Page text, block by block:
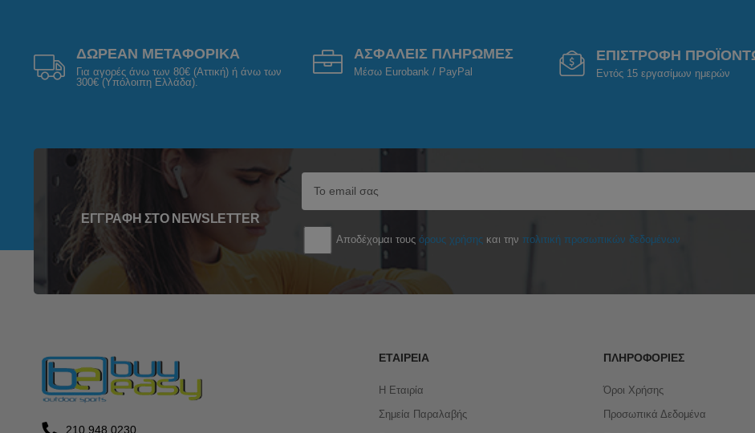
ΔΩΡΕΑΝ ΜΕΤΑΦΟΡΙΚΑ
Για αγορές άνω των 80€ (Αττική) ή άνω των
300€ (Υπόλοιπη Ελλάδα).
ΑΣΦΑΛΕΙΣ ΠΛΗΡΩΜΕΣ
Μέσω Eurobank / PayPal
ΕΠΙΣΤΡΟΦΗ
Εντός 15 εργασίμων ημερών
ΕΓΓΡΑΦΉ ΣΤΟ NEWSLETTER
Αποδέχομαι τουςόρους χρήσης και τηνπολιτική προσωπικών δεδομένων
210 948 0230
ΕΤΑΙΡΕΊΑ
Η Εταιρία
Σημεία Παραλαβής
ΠΛΗΡΟΦΟΡΊΕΣ
Όροι Χρήσης
Προσωπικά Δεδομένα